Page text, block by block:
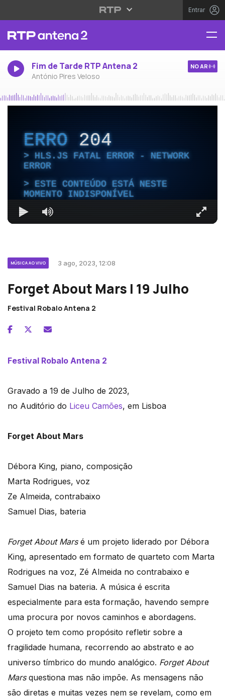
Entrar
Fim de Tarde RTP Antena 2
António Pires Veloso
NO AR
ERRO204
HLS.JS FATAL ERROR - NETWORK
ERROR
ESTE CONTEÚDO ESTÁ NESTE
MOMENTO INDISPONÍVEL
MÚSICA AO VIVO 3 ago, 2023, 12:08
Forget About Mars | 19 Julho
Festival Robalo Antena 2
Festival Robalo Antena 2
Gravado a 19 de Julho de 2023,
no Auditório do Liceu Camões, em Lisboa
Forget About Mars
Débora King, piano, composição
Marta Rodrigues, voz
Ze Almeida, contrabaixo
Samuel Dias, bateria
Forget About Marsé um projeto liderado por Débora
King, apresentado em formato de quarteto com Marta
Rodrigues na voz, Zé Almeida no contrabaixo e
Samuel Dias na bateria. A música é escrita
especialmente para esta formação, havendo sempre
uma procura por novos caminhos e abordagens.
O projeto tem como propósito refletir sobre a
fragilidade humana, recorrendo ao abstrato e ao
universo tímbrico do mundo analógico. Forget About
Mars questiona mas não impõe. As mensagens não
são diretas e muitas vezes nem se revelam, como em